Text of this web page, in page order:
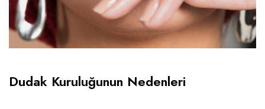
Dudak Kuruluğunun Nedenleri